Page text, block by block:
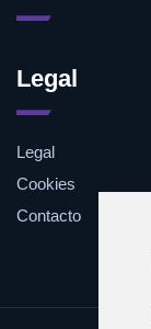
Legal
Legal
Cookies
Contacto